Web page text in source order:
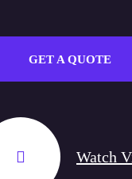
GET A QUOTE
Watch